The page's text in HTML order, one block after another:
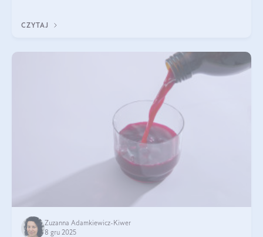
CZYTAJ
Zuzanna Adamkiewicz-Kiwer
8 gru 2025